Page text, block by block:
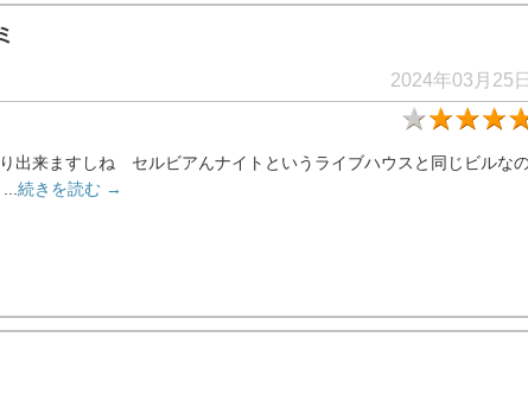
2024年03月25日
出来ますしね セルビアんナイトというライブハウスと同じビルな
続きを読む →